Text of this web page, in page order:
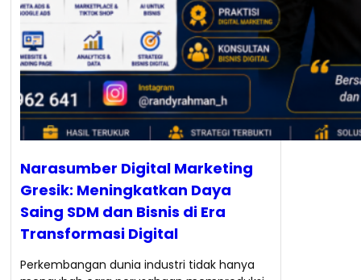
Narasumber Digital Marketing
Gresik: Meningkatkan Daya
Saing SDM dan Bisnis di Era
Transformasi Digital
Perkembangan dunia industri tidak hanya